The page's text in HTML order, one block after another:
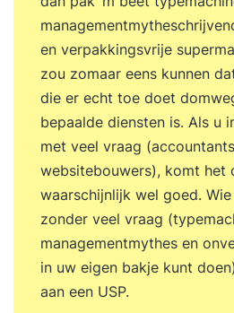
actieplan voor de periode
jaar lang toegang tot het
Platform Vanaf de eerste
toegang tot het YEARTH
Platform. Hier vind je
opdrachten en tools om het
te passen. Je leert waar en
uitkomt via de YEARTH
computer. Zo haal je het
training en pas je het
dagelijkse praktijk. Over je
wordt verzorgd door een
ruime praktijkervaring. Onze
en verpakkingsvrije
zou zomaar eens kunnen
die er echt toe doet
bepaalde diensten is. Als u
met veel vraag
websitebouwers), komt het
waarschijnlijk wel goed.
zonder veel vraag
managementmythes en
in uw eigen bakje kunt
aan een USP.